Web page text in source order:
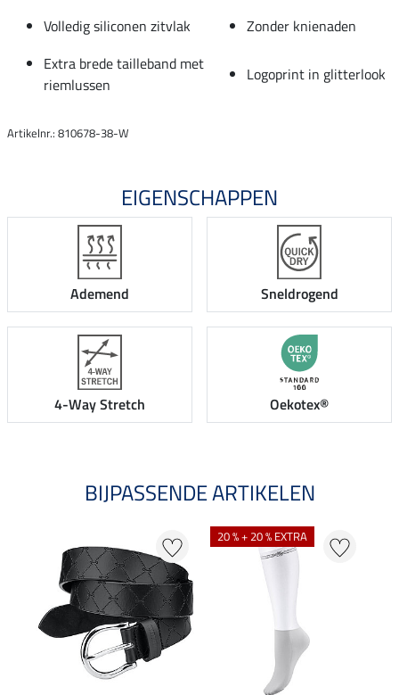
Volledig siliconen zitvlak
Zonder knienaden
Extra brede tailleband met
riemlussen
Logoprint in glitterlook
Artikelnr.: 810678-38-W
EIGENSCHAPPEN
Ademend Sneldrogend
4-Way Stretch Oekotex®
BIJPASSENDE ARTIKELEN
20 % + 20 % EXTRA